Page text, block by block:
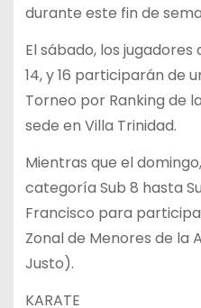
durante este fin de
El sábado, los jugadores
14, y 16 participarán de
Torneo por Ranking de
sede en Villa Trinidad.
Mientras que el
categoría Sub 8 hasta
Francisco para
Zonal de Menores de la
Justo).
KARATE